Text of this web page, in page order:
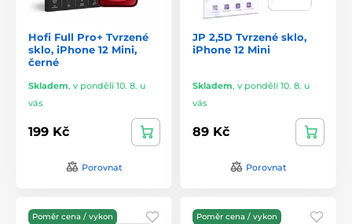
Hofi Full Pro+ Tvrzené
sklo, iPhone 12 Mini,
černé
Skladem, v pondělí 10. 8. u
vás
199 Kč
Porovnat
JP 2,5D Tvrzené sklo,
iPhone 12 Mini
Skladem, v pondělí 10. 8. u
vás
89 Kč
Porovnat
Poměr cena / vykon Poměr cena / vykon